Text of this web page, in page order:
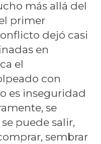
más allá del
primer
dejó casi
en
el
con
es inseguridad
se
puede salir,
sembrar